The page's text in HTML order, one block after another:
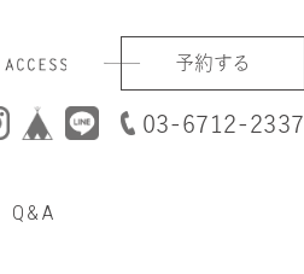
予約する
03-6712-2337
Q&A